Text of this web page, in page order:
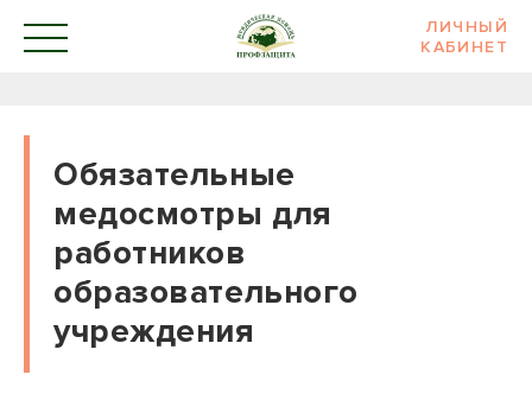
ЛИЧНЫЙ
КАБИНЕТ
Обязательные
медосмотры для
работников
образовательного
учреждения